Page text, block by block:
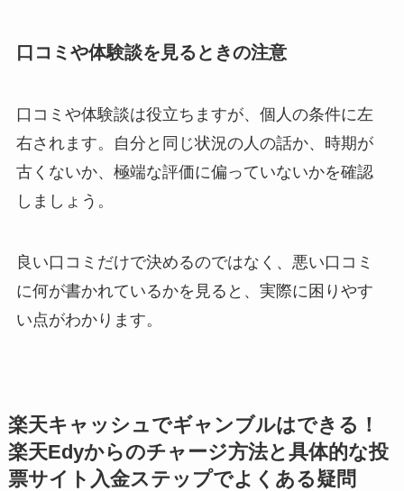
口コミや体験談を見るときの注意
口コミや体験談は役立ちますが、個人の条件に左
右されます。自分と同じ状況の人の話か、時期が
古くないか、極端な評価に偏っていないかを確認
しましょう。
良い口コミだけで決めるのではなく、悪い口コミ
に何が書かれているかを見ると、実際に困りやす
い点がわかります。
楽天キャッシュでギャンブルはできる！
楽天Edyからのチャージ方法と具体的な投
票サイト入金ステップでよくある疑問